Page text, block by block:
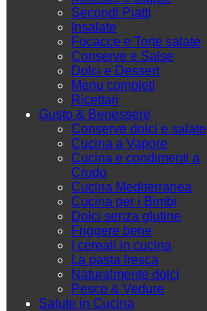
Secondi Piatti
Insalate
Focacce e Torte salate
Conserve e Salse
Dolci e Dessert
Menu completi
Ricettari
Gusto & Benessere
Conserve dolci e salate
Cucina a Vapore
Cucina e condimenti a
Crudo
Cucina Mediterranea
Cucina per i Bimbi
Dolci senza glutine
Friggere bene
I cereali in cucina
La pasta fresca
Naturalmente dolci
Pesce & Vedure
Salute in Cucina